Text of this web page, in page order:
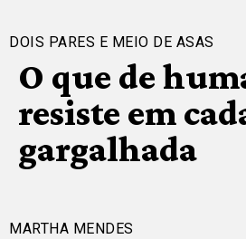
DOIS PARES E MEIO DE ASAS
O que de
resiste em
gargalhada
MARTHA MENDES